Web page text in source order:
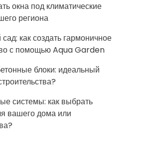
окна под климатические
региона
как создать гармоничное
с помощью Aqua Garden
блоки: идеальный
системы: как выбрать
вашего дома или